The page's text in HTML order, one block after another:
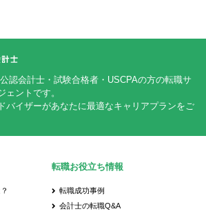
認会計士・試験合格者・USCPAの方の転職サ
ェントです。
バイザーがあなたに最適なキャリアプランをご
転職お役立ち情報
転職成功事例
会計士の転職Q&A